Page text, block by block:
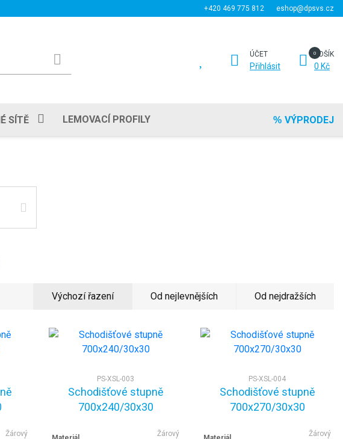
+420 469 775 812 eshop@dpsvs.cz
ÚČET
Přihlásit
KOŠÍK
0 Kč
SÍTĚ LEMOVACÍ PROFILY VÝPRODEJ
Výchozí řazení Od nejlevnějších Od nejdražších
Žárový
PS-XSL-003
Schodišťové stupně
700x240/30x30
Žárový
PS-XSL-004
Schodišťové stupně
700x270/30x30
Žárový